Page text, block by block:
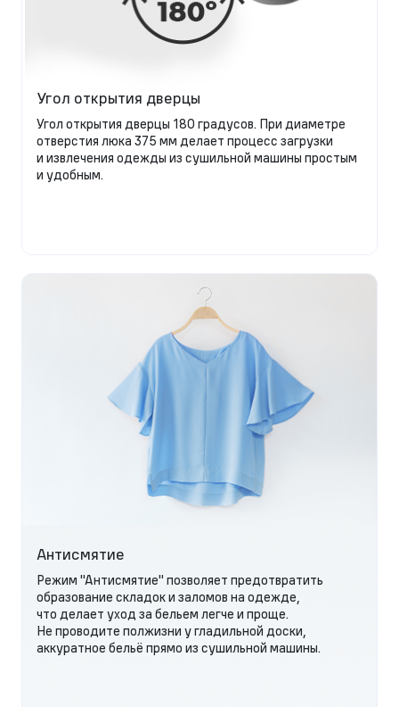
Угол открытия дверцы
Угол открытия дверцы 180 градусов. При диаметре
отверстия люка 375 мм делает процесс загрузки
и извлечения одежды из сушильной машины простым
и удобным.
Антисмятие
Режим "Антисмятие" позволяет предотвратить
образование складок и заломов на одежде,
что делает уход за бельем легче и проще.
Не проводите полжизни у гладильной доски,
аккуратное бельё прямо из сушильной машины.